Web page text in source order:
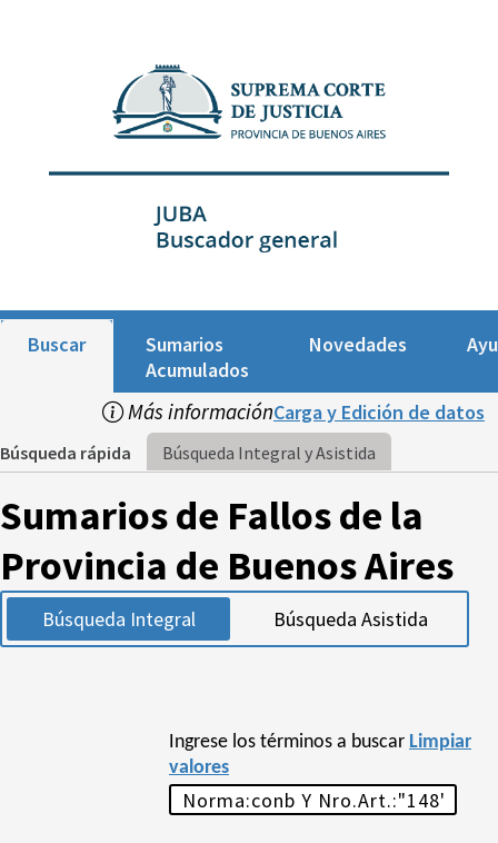
Buscar
Sumarios
Acumulados
Novedades
Más informaciónCarga y Edición de datos
Búsqueda rápida Búsqueda Integral y Asistida
Sumarios de Fallos de la
Provincia de Buenos Aires
Búsqueda Integral Búsqueda Asistida
Ingrese los términos a buscar Limpiar
valores